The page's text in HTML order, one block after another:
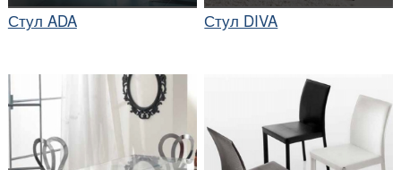
Стул ADA Стул DIVA